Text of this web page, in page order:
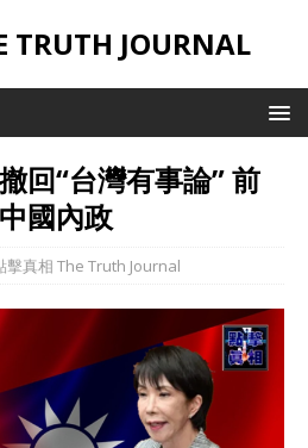
TRUTH JOURNAL
回“台灣有事論” 前
國內政
擊真相 The Truth Journal